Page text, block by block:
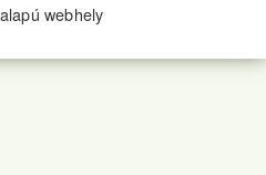
alapú webhely